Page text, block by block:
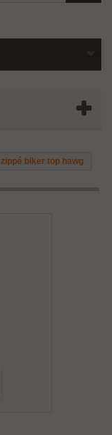
biker top hawg